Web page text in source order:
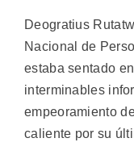
Deogratius
Nacional de
estaba sentado
interminables
empeoramiento
caliente por su